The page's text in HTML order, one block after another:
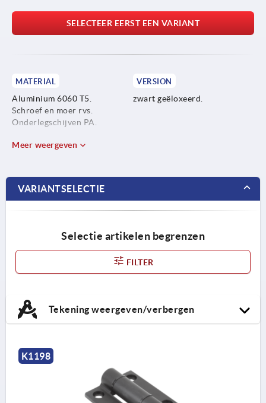
SELECTEER EERST EEN VARIANT
MATERIAL
Aluminium 6060 T5.
Schroef en moer rvs.
Onderlegschijven PA.
VERSION
zwart geëloxeerd.
Meer weergeven
VARIANTSELECTIE
Selectie artikelen begrenzen
FILTER
Tekening weergeven/verbergen
K1198